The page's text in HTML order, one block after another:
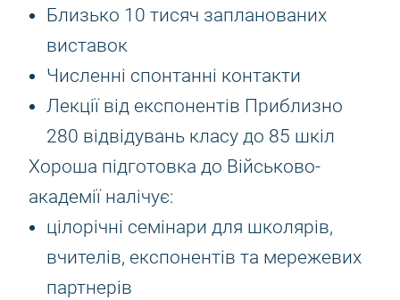
Близько 10 тисяч запланованих
виставок
Численні спонтанні контакти
Лекції від експонентів Приблизно
280 відвідувань класу до 85 шкіл
Хороша підготовка до Військово-
академії налічує:
цілорічні семінари для школярів,
вчителів, експонентів та мережевих
партнерів